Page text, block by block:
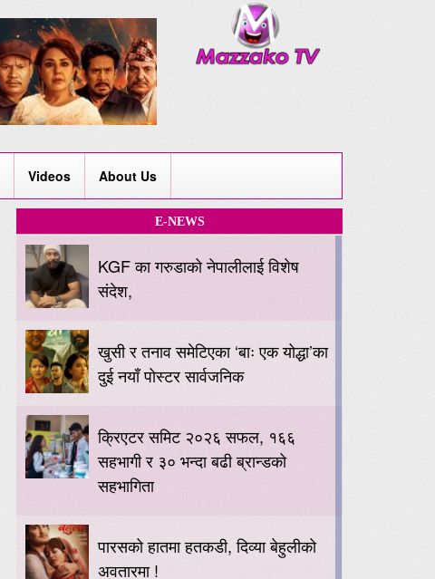
Videos About Us
E-NEWS
KGF का गरुडाको नेपालीलाई विशेष
संदेश,
खुसी र तनाव समेटिएका ‘बाः एक योद्धा’का
दुई नयाँ पोस्टर सार्वजनिक
क्रिएटर समिट २०२६ सफल, १६६
सहभागी र ३० भन्दा बढी ब्रान्डको
सहभागिता
पारसको हातमा हतकडी, दिव्या बेहुलीको
अवतारमा !